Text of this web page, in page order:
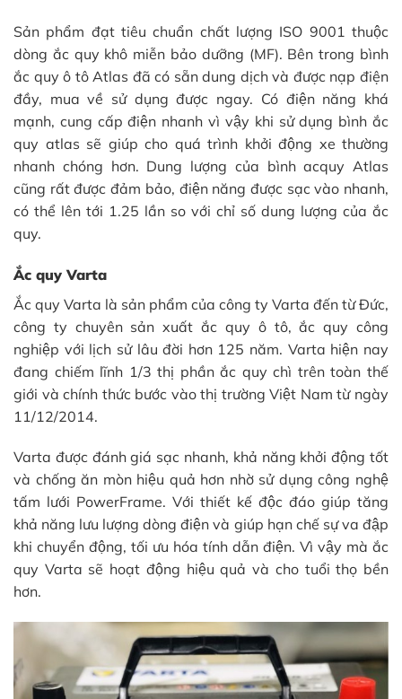
Sản phẩm đạt tiêu chuẩn chất lượng ISO 9001 thuộc
dòng ắc quy khô miễn bảo dưỡng (MF). Bên trong bình
ắc quy ô tô Atlas đã có sẵn dung dịch và được nạp điện
đầy, mua về sử dụng được ngay. Có điện năng khá
mạnh, cung cấp điện nhanh vì vậy khi sử dụng bình ắc
quy atlas sẽ giúp cho quá trình khởi động xe thường
nhanh chóng hơn. Dung lượng của bình acquy Atlas
cũng rất được đảm bảo, điện năng được sạc vào nhanh,
có thể lên tới 1.25 lần so với chỉ số dung lượng của ắc
quy.
Ắc quy Varta
Ắc quy Varta là sản phẩm của công ty Varta đến từ Đức,
công ty chuyên sản xuất ắc quy ô tô, ắc quy công
nghiệp với lịch sử lâu đời hơn 125 năm. Varta hiện nay
đang chiếm lĩnh 1/3 thị phần ắc quy chì trên toàn thế
giới và chính thức bước vào thị trường Việt Nam từ ngày
11/12/2014.
Varta được đánh giá sạc nhanh, khả năng khởi động tốt
và chống ăn mòn hiệu quả hơn nhờ sử dụng công nghệ
tấm lưới PowerFrame. Với thiết kế độc đáo giúp tăng
khả năng lưu lượng dòng điện và giúp hạn chế sự va đập
khi chuyển động, tối ưu hóa tính dẫn điện. Vì vậy mà ắc
quy Varta sẽ hoạt động hiệu quả và cho tuổi thọ bền
hơn.